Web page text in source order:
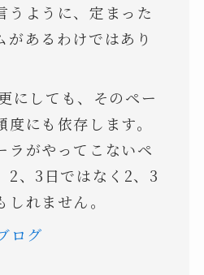
うように、定まった
があるわけではあり
にしても、そのペー
にも依存します。
ラがやってこないペ
2、3日ではなく2、3
れません。
ログ